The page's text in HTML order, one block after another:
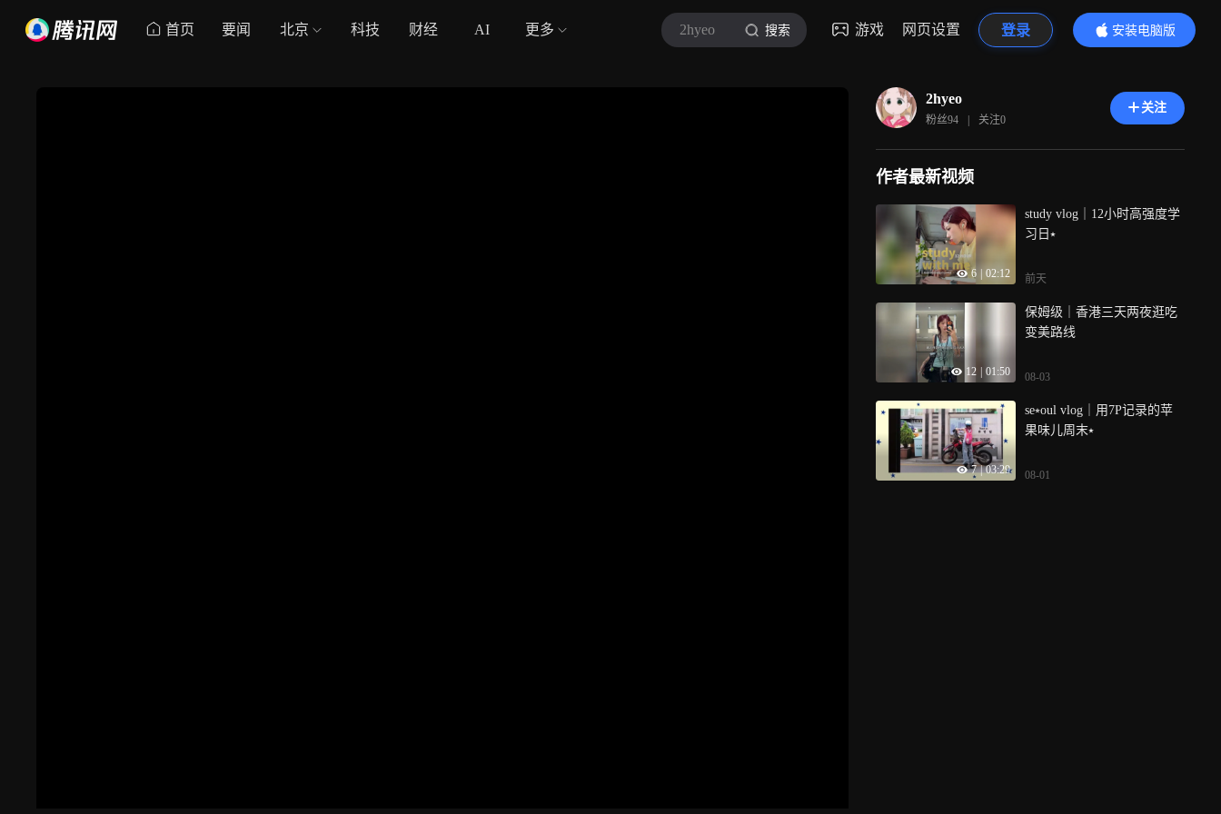
首页 要闻 北京 科技 财经 AI 更多 2hyeo 搜索 游戏 网页设置 登录
安装电脑版
内容更精彩
2hyeo
粉丝94 | 关注0
关注
作者最新视频
6 02:12
study vlog｜12小时高强度学
习日⭑
前天
12 01:50
保姆级｜香港三天两夜逛吃
变美路线
08-03
7 | 03:29
se⭒oul vlog｜用7P记录的苹
果味儿周末⭑
08-01